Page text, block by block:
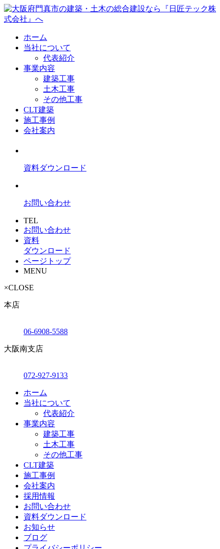
ホーム
当社について
代表紹介
事業内容
建築工事
土木工事
その他工事
CLT建築
施工事例
会社案内
資料ダウンロード
お問い合わせ
TEL
お問い合わせ
資料
ダウンロード
ページトップ
MENU
×CLOSE
本店
06-6908-5588
大阪南支店
072-927-9133
ホーム
当社について
代表紹介
事業内容
建築工事
土木工事
その他工事
CLT建築
施工事例
会社案内
採用情報
お問い合わせ
資料ダウンロード
お知らせ
ブログ